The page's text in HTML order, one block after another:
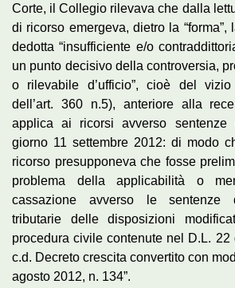
Corte, il Collegio rilevava che dalla
di ricorso emergeva, dietro la “forma”,
dedotta “insufficiente e/o
un punto decisivo della controversia,
o rilevabile d’ufficio”, cioè del
dell’art. 360 n.5), anteriore alla
applica ai ricorsi avverso sentenze
giorno 11 settembre 2012: di modo
ricorso presupponeva che fosse
problema della applicabilità o
cassazione avverso le sentenze
tributarie delle disposizioni
procedura civile contenute nel D.L. 22
c.d. Decreto crescita convertito con
agosto 2012, n. 134”.